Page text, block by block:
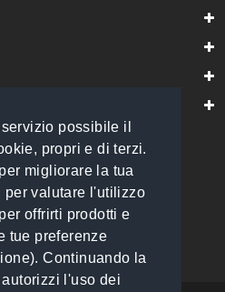
possibile il
propri e di terzi.
migliorare la tua
per valutare l'utilizzo
offrirti prodotti e
tue preferenze
Continuando la
l'uso dei
unico
- 1540057